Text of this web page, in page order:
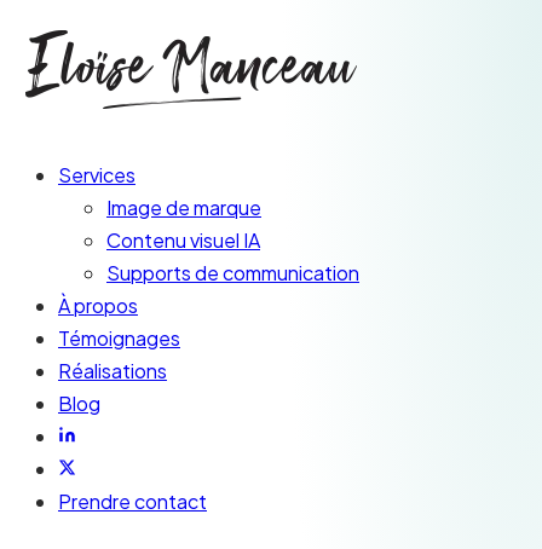
Services
Image de marque
Contenu visuel IA
Supports de communication
À propos
Témoignages
Réalisations
Blog
Prendre contact